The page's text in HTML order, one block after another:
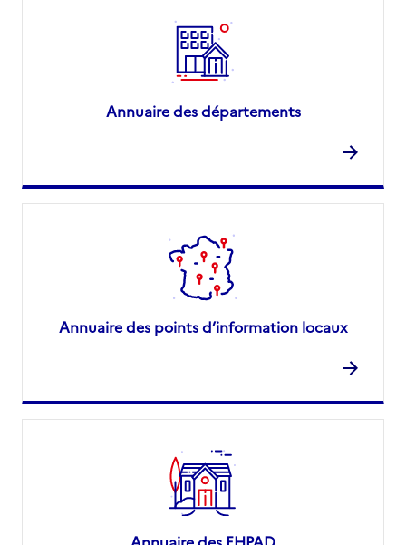
Annuaire des départements
Annuaire des points d’information locaux